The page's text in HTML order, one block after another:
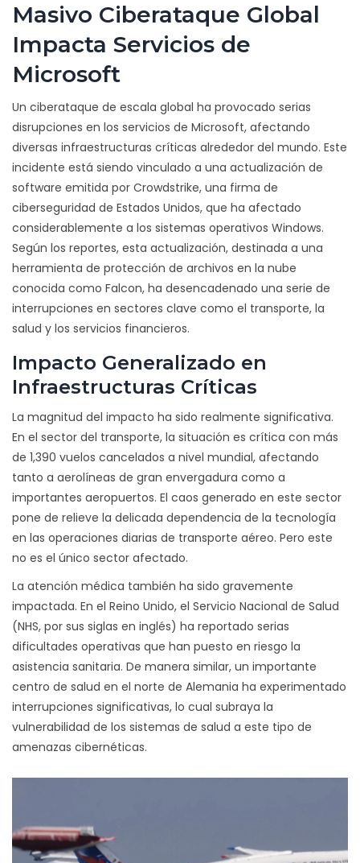
Masivo Ciberataque Global
Impacta Servicios de
Microsoft
Un ciberataque de escala global ha provocado serias
disrupciones en los servicios de Microsoft, afectando
diversas infraestructuras críticas alrededor del mundo. Este
incidente está siendo vinculado a una actualización de
software emitida por Crowdstrike, una firma de
ciberseguridad de Estados Unidos, que ha afectado
considerablemente a los sistemas operativos Windows.
Según los reportes, esta actualización, destinada a una
herramienta de protección de archivos en la nube
conocida como Falcon, ha desencadenado una serie de
interrupciones en sectores clave como el transporte, la
salud y los servicios financieros.
Impacto Generalizado en
Infraestructuras Críticas
La magnitud del impacto ha sido realmente significativa.
En el sector del transporte, la situación es crítica con más
de 1,390 vuelos cancelados a nivel mundial, afectando
tanto a aerolíneas de gran envergadura como a
importantes aeropuertos. El caos generado en este sector
pone de relieve la delicada dependencia de la tecnología
en las operaciones diarias de transporte aéreo. Pero este
no es el único sector afectado.
La atención médica también ha sido gravemente
impactada. En el Reino Unido, el Servicio Nacional de Salud
(NHS, por sus siglas en inglés) ha reportado serias
dificultades operativas que han puesto en riesgo la
asistencia sanitaria. De manera similar, un importante
centro de salud en el norte de Alemania ha experimentado
interrupciones significativas, lo cual subraya la
vulnerabilidad de los sistemas de salud a este tipo de
amenazas cibernéticas.